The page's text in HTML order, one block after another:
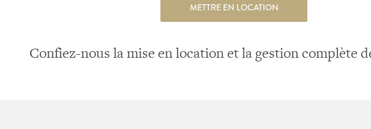
METTRE EN LOCATION
Confiez-nous la mise en location et la gestion complète